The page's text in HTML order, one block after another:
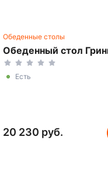
Обеденные столы
Обеденный стол
Есть
20 230 руб.